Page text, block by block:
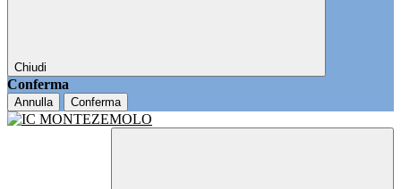
Chiudi
Conferma
Annulla Conferma